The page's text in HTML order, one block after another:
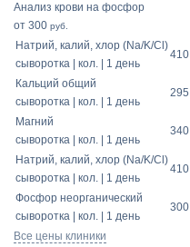
Анализ крови на фосфор
от 300 руб.
Натрий, калий, хлор (Na/K/Cl)
сыворотка | кол. | 1 день
410
Кальций общий
сыворотка | кол. | 1 день
295
Магний
сыворотка | кол. | 1 день
340
Натрий, калий, хлор (Na/K/Cl)
сыворотка | кол. | 1 день
410
Фосфор неорганический
сыворотка | кол. | 1 день
300
Все цены клиники